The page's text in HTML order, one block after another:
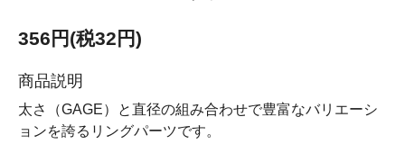
356円(税32円)
商品説明
太さ（GAGE）と直径の組み合わせで豊富なバリエーシ
ョンを誇るリングパーツです。